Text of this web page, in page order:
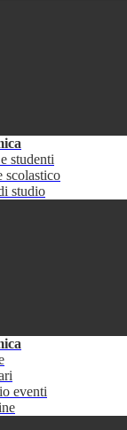
studenti
scolastico
studio
eventi